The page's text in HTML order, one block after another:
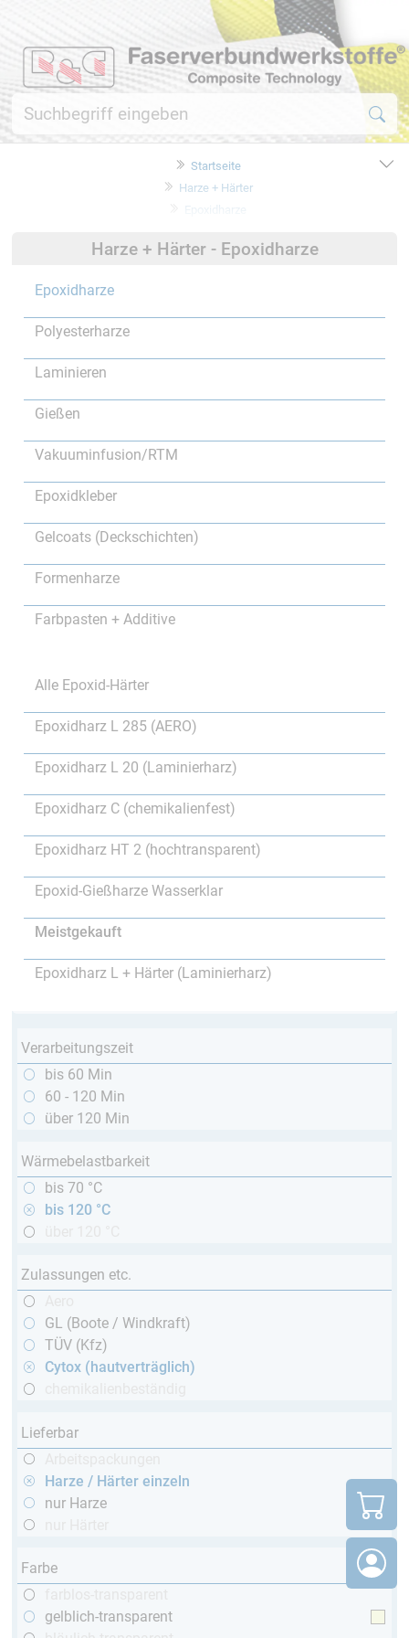
Startseite
Harze + Härter
Epoxidharze
Harze + Härter - Epoxidharze
Epoxidharze
Polyesterharze
Laminieren
Gießen
Vakuuminfusion/RTM
Epoxidkleber
Gelcoats (Deckschichten)
Formenharze
Farbpasten + Additive
Alle Epoxid-Härter
Epoxidharz L 285 (AERO)
Epoxidharz L 20 (Laminierharz)
Epoxidharz C (chemikalienfest)
Epoxidharz HT 2 (hochtransparent)
Epoxid-Gießharze Wasserklar
Meistgekauft
Epoxidharz L + Härter (Laminierharz)
Verarbeitungszeit
bis 60 Min
60 - 120 Min
über 120 Min
Wärmebelastbarkeit
bis 70 °C
bis 120 °C
Zulassungen etc.
GL (Boote / Windkraft)
TÜV (Kfz)
Cytox (hautverträglich)
Lieferbar
Harze / Härter einzeln
nur Harze
Farbe
gelblich-transparent